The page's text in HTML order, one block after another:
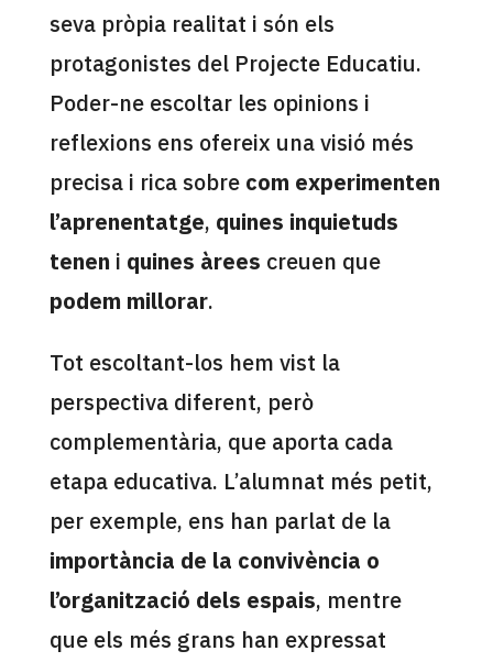
seva pròpia realitat i són els
protagonistes del Projecte Educatiu.
Poder-ne escoltar les opinions i
reflexions ens ofereix una visió més
precisa i rica sobre com experimenten
l’aprenentatge, quines inquietuds
tenen i quines àrees creuen que
podem millorar.
Tot escoltant-los hem vist la
perspectiva diferent, però
complementària, que aporta cada
etapa educativa. L’alumnat més petit,
per exemple, ens han parlat de la
importància de la convivència o
l’organització dels espais, mentre
que els més grans han expressat